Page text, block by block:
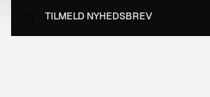
TILMELD NYHEDSBREV